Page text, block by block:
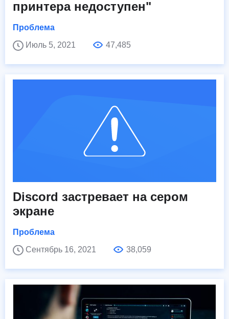
принтера недоступен"
Проблема
Июль 5, 2021
47,485
Discord застревает на сером
экране
Проблема
Сентябрь 16, 2021
38,059